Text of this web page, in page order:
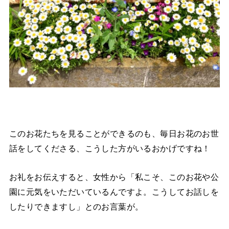
このお花たちを見ることができるのも、毎日お花のお世
話をしてくださる、こうした方がいるおかげですね！
お礼をお伝えすると、女性から「私こそ、このお花や公
園に元気をいただいているんですよ。こうしてお話しを
したりできますし」とのお言葉が。